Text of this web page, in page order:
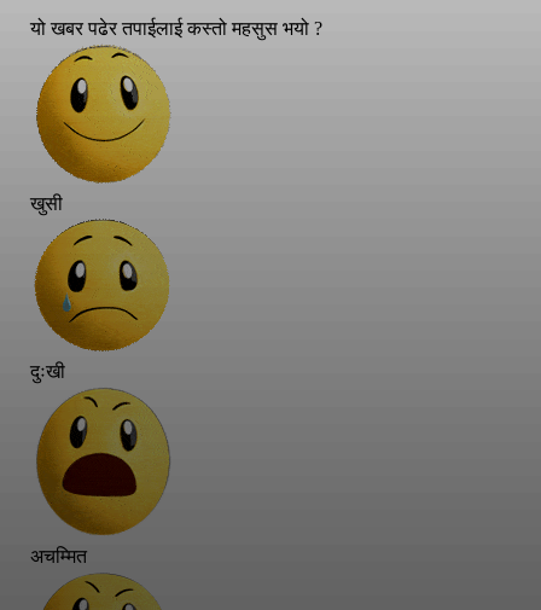
यो खबर पढेर तपाईलाई कस्तो महसुस भयो ?
खुसी
दुःखी
अचम्मित